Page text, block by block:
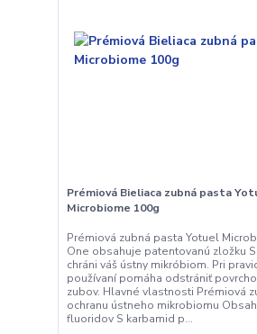
Prémiová Bieliaca zubná pasta
Microbiome 100g
Prémiová zubná pasta Yotuel
One obsahuje patentovanú zložku
chráni váš ústny mikróbiom. Pri
používaní pomáha odstrániť
zubov. Hlavné vlastnosti Prémiová
ochranu ústneho mikrobiomu
fluoridov S karbamid p...